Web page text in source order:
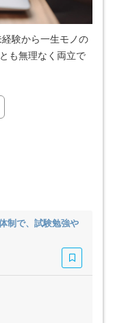
験から一生モノの
も無理なく両立で
制で、試験勉強や